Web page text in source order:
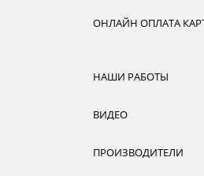
ОНЛАЙН ОПЛАТА
НАШИ РАБОТЫ
ВИДЕО
ПРОИЗВОДИТЕЛИ